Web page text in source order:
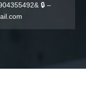
🔒 –